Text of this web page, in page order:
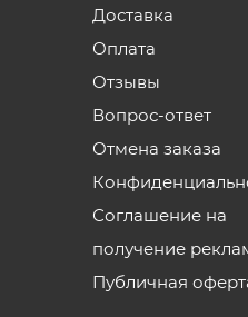
Доставка
Оплата
Отзывы
Вопрос-ответ
Отмена заказа
Соглашение на
получение
Публичная